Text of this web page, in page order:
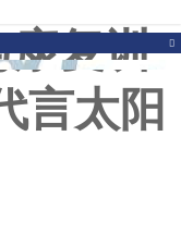
康复训
言太阳